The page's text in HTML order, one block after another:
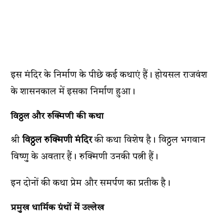
इस मंदिर के निर्माण के पीछे कई कथाएं हैं। होयसल राजवंश
के शासनकाल में इसका निर्माण हुआ।
विठ्ठल और रुक्मिणी की कथा
श्रीविठ्ठल रुक्मिणी मंदिरकी कथा विशेष है। विठ्ठल भगवान
विष्णु के अवतार हैं। रुक्मिणी उनकी पत्नी हैं।
इन दोनों की कथा प्रेम और समर्पण का प्रतीक है।
प्रमुख धार्मिक ग्रंथों में उल्लेख